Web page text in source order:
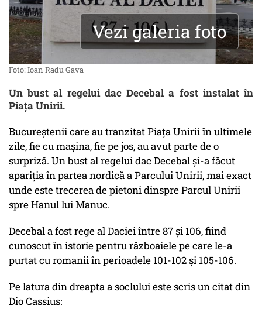
Vezi galeria foto
Foto: Ioan Radu Gava
Un bust al regelui dac Decebal a fost instalat în
Piața Unirii.
Bucureștenii care au tranzitat Piața Unirii în ultimele
zile, fie cu mașina, fie pe jos, au avut parte de o
surpriză. Un bust al regelui dac Decebal și-a făcut
apariția în partea nordică a Parcului Unirii, mai exact
unde este trecerea de pietoni dinspre Parcul Unirii
spre Hanul lui Manuc.
Decebal a fost rege al Daciei între 87 și 106, fiind
cunoscut în istorie pentru războaiele pe care le-a
purtat cu romanii în perioadele 101-102 și 105-106.
Pe latura din dreapta a soclului este scris un citat din
Dio Cassius: